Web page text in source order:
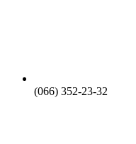
(066) 352-23-32